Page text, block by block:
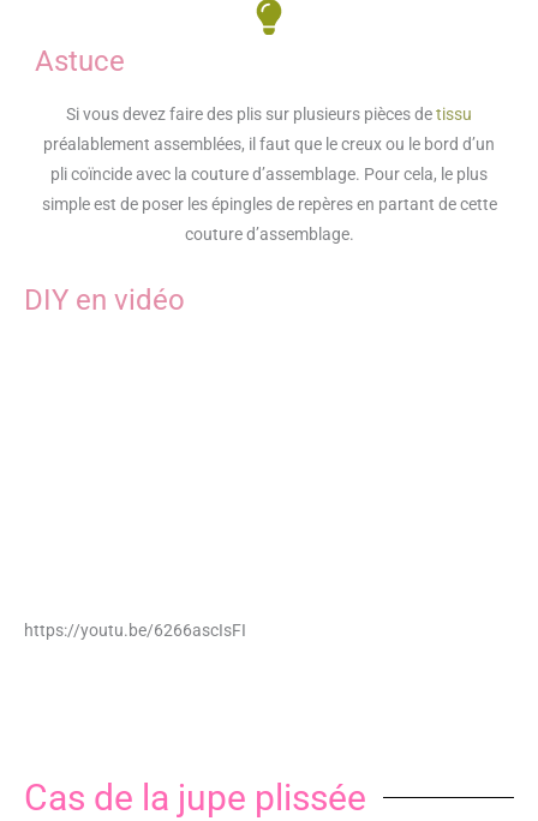
Astuce
Si vous devez faire des plis sur plusieurs pièces detissu
préalablement assemblées, il faut que le creux ou le bord d’un
pli coïncide avec la couture d’assemblage. Pour cela, le plus
simple est de poser les épingles de repères en partant de cette
couture d’assemblage.
DIY en vidéo
https://youtu.be/6266ascIsFI
Cas de la jupe plissée